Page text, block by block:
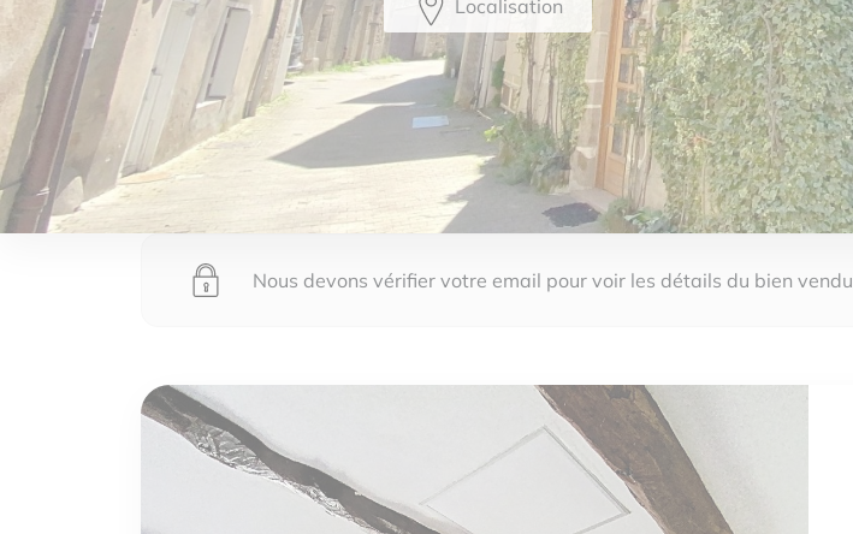
Localisation
Nous devons vérifier votre email pour voir les détails du bien vendu